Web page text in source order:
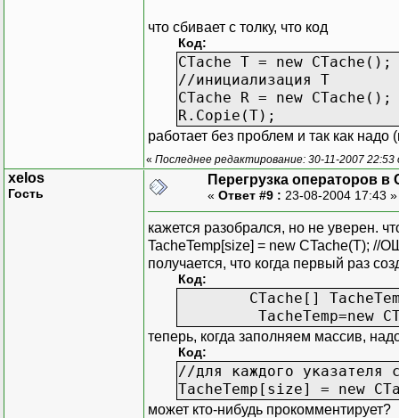
что сбивает с толку, что код
Код:
CTache T = new CTache();
//инициализация T
CTache R = new CTache();
R.Copie(T);
работает без проблем и так как
« Последнее редактирование: 30-11-2007 22:53
xelos
Гость
Перегрузка операторов в
« Ответ #9 : 23-08-2004 17:43
кажется разобрался, но не уверен.
TacheTemp[size] = new
получается, что когда первый раз
Код:
CTache[]
TacheTemp=new
теперь, когда заполняем массив,
Код:
//для каждого указателя
TacheTemp[size] = new
может кто-нибудь прокомментирует?